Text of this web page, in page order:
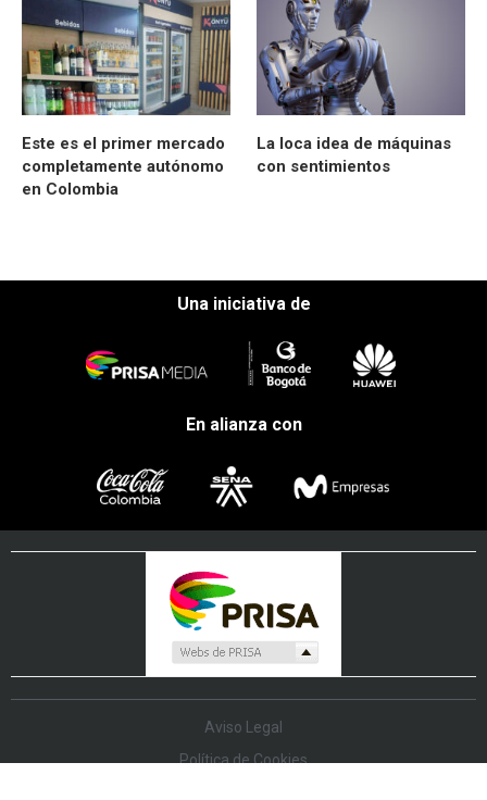
Este es el primer mercado
completamente autónomo
en Colombia
La loca idea de máquinas
con sentimientos
Una iniciativa de
En alianza con
Aviso Legal
Política de Cookies